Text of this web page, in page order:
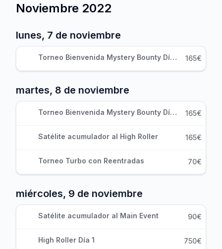
Noviembre 2022
lunes, 7 de noviembre
Torneo Bienvenida Mystery Bounty Día 1 165€
martes, 8 de noviembre
Torneo Bienvenida Mystery Bounty Día 2 165€
Satélite acumulador al High Roller 165€
Torneo Turbo con Reentradas 70€
miércoles, 9 de noviembre
Satélite acumulador al Main Event 90€
High Roller Día 1 750€